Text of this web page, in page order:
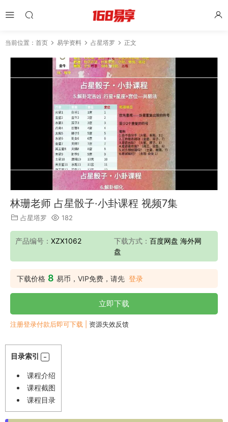
当前位置： 首页 易学资料 占星塔罗 正文
林珊老师 占星骰子·小卦课程 视频7集
占星塔罗 182
产品编号： XZX1062 下载方式： 百度网盘 海外网
盘
下载价格 8 易币，VIP免费，请先 登录
立即下载
注册登录付款后即可下载 | 资源失效反馈
目录索引
课程介绍
课程截图
课程目录